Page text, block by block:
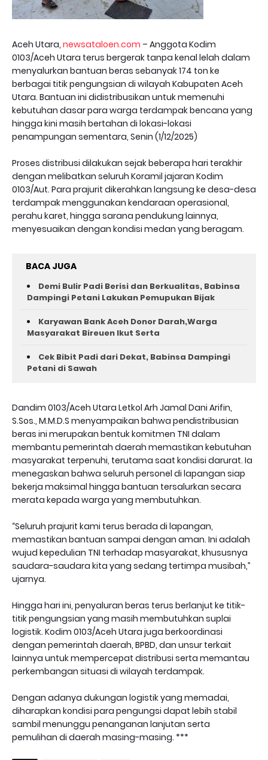
Aceh Utara, newsataloen.com – Anggota Kodim
0103/Aceh Utara terus bergerak tanpa kenal lelah dalam
menyalurkan bantuan beras sebanyak 174 ton ke
berbagai titik pengungsian di wilayah Kabupaten Aceh
Utara. Bantuan ini didistribusikan untuk memenuhi
kebutuhan dasar para warga terdampak bencana yang
hingga kini masih bertahan di lokasi-lokasi
penampungan sementara, Senin (1/12/2025)
Proses distribusi dilakukan sejak beberapa hari terakhir
dengan melibatkan seluruh Koramil jajaran Kodim
0103/Aut. Para prajurit dikerahkan langsung ke desa-desa
terdampak menggunakan kendaraan operasional,
perahu karet, hingga sarana pendukung lainnya,
menyesuaikan dengan kondisi medan yang beragam.
BACA JUGA
Demi Bulir Padi Berisi dan Berkualitas, Babinsa
Dampingi Petani Lakukan Pemupukan Bijak
Karyawan Bank Aceh Donor Darah,Warga
Masyarakat Bireuen Ikut Serta
Cek Bibit Padi dari Dekat, Babinsa Dampingi
Petani di Sawah
Dandim 0103/Aceh Utara Letkol Arh Jamal Dani Arifin,
S.Sos., M.M.D.S menyampaikan bahwa pendistribusian
beras ini merupakan bentuk komitmen TNI dalam
membantu pemerintah daerah memastikan kebutuhan
masyarakat terpenuhi, terutama saat kondisi darurat. Ia
menegaskan bahwa seluruh personel di lapangan siap
bekerja maksimal hingga bantuan tersalurkan secara
merata kepada warga yang membutuhkan.
“Seluruh prajurit kami terus berada di lapangan,
memastikan bantuan sampai dengan aman. Ini adalah
wujud kepedulian TNI terhadap masyarakat, khususnya
saudara-saudara kita yang sedang tertimpa musibah,”
ujarnya.
Hingga hari ini, penyaluran beras terus berlanjut ke titik-
titik pengungsian yang masih membutuhkan suplai
logistik. Kodim 0103/Aceh Utara juga berkoordinasi
dengan pemerintah daerah, BPBD, dan unsur terkait
lainnya untuk mempercepat distribusi serta memantau
perkembangan situasi di wilayah terdampak.
Dengan adanya dukungan logistik yang memadai,
diharapkan kondisi para pengungsi dapat lebih stabil
sambil menunggu penanganan lanjutan serta
pemulihan di daerah masing-masing. ***